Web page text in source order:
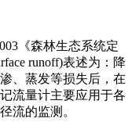
《森林生态系统定
runoff)表述为：降
、蒸发等损失后，在
流量计主要应用于各
流的监测。